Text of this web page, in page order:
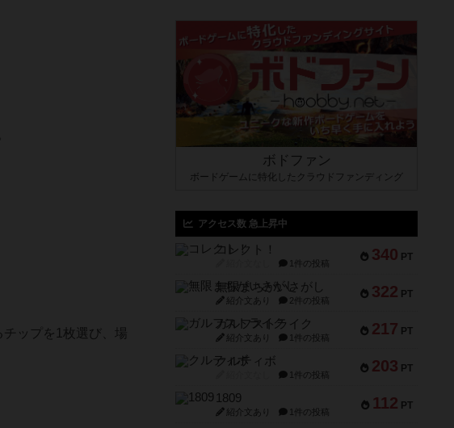
ップを1枚選び、場
ボドファン
ボードゲームに特化したクラウドファンディング
アクセス数 急上昇中
340 PT
コレクト！
1件の投稿
322 PT
無限まちがいさがし
紹介文あり 2件の投稿
217 PT
ガルフストライク
紹介文あり 1件の投稿
203 PT
クルティボ
1件の投稿
112 PT
1809
紹介文あり 1件の投稿